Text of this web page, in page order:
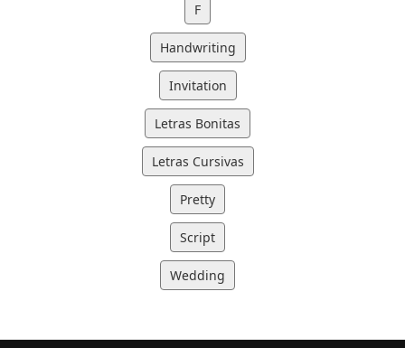
F
Handwriting
Invitation
Letras Bonitas
Letras Cursivas
Pretty
Script
Wedding